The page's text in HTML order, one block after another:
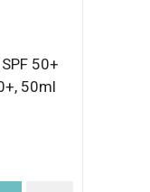
50+
50ml